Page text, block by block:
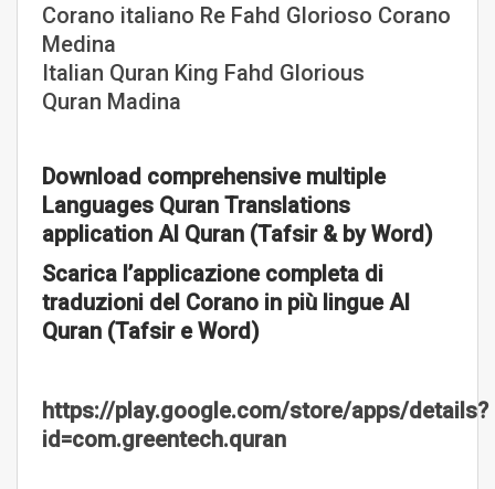
Corano italiano Re Fahd Glorioso Corano
Medina
Italian Quran King Fahd Glorious
Quran Madina
Download comprehensive multiple
Languages Quran Translations
application Al Quran (Tafsir & by Word)
Scarica l’applicazione completa di
traduzioni del Corano in più lingue Al
Quran (Tafsir e Word)
https://play.google.com/store/apps/details?
id=com.greentech.quran